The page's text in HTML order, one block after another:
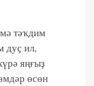
тәҡдим
дуҫ ил,
яңғыҙ
өсөн